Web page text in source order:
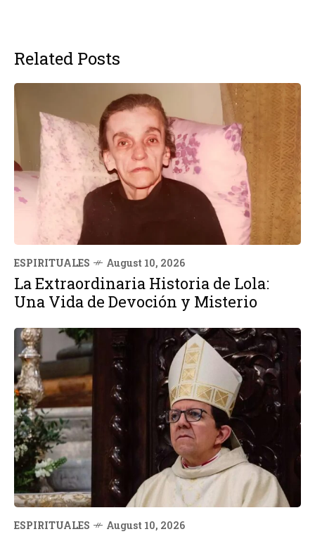
Related Posts
ESPIRITUALES August 10, 2026
La Extraordinaria Historia de Lola:
Una Vida de Devoción y Misterio
ESPIRITUALES August 10, 2026